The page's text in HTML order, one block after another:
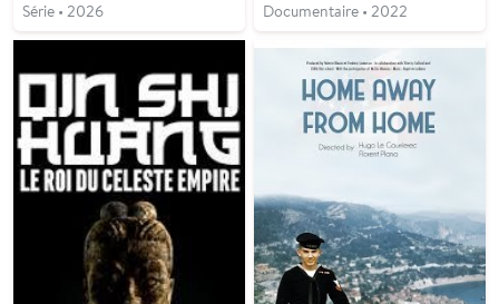
Série • 2026 Documentaire • 2022